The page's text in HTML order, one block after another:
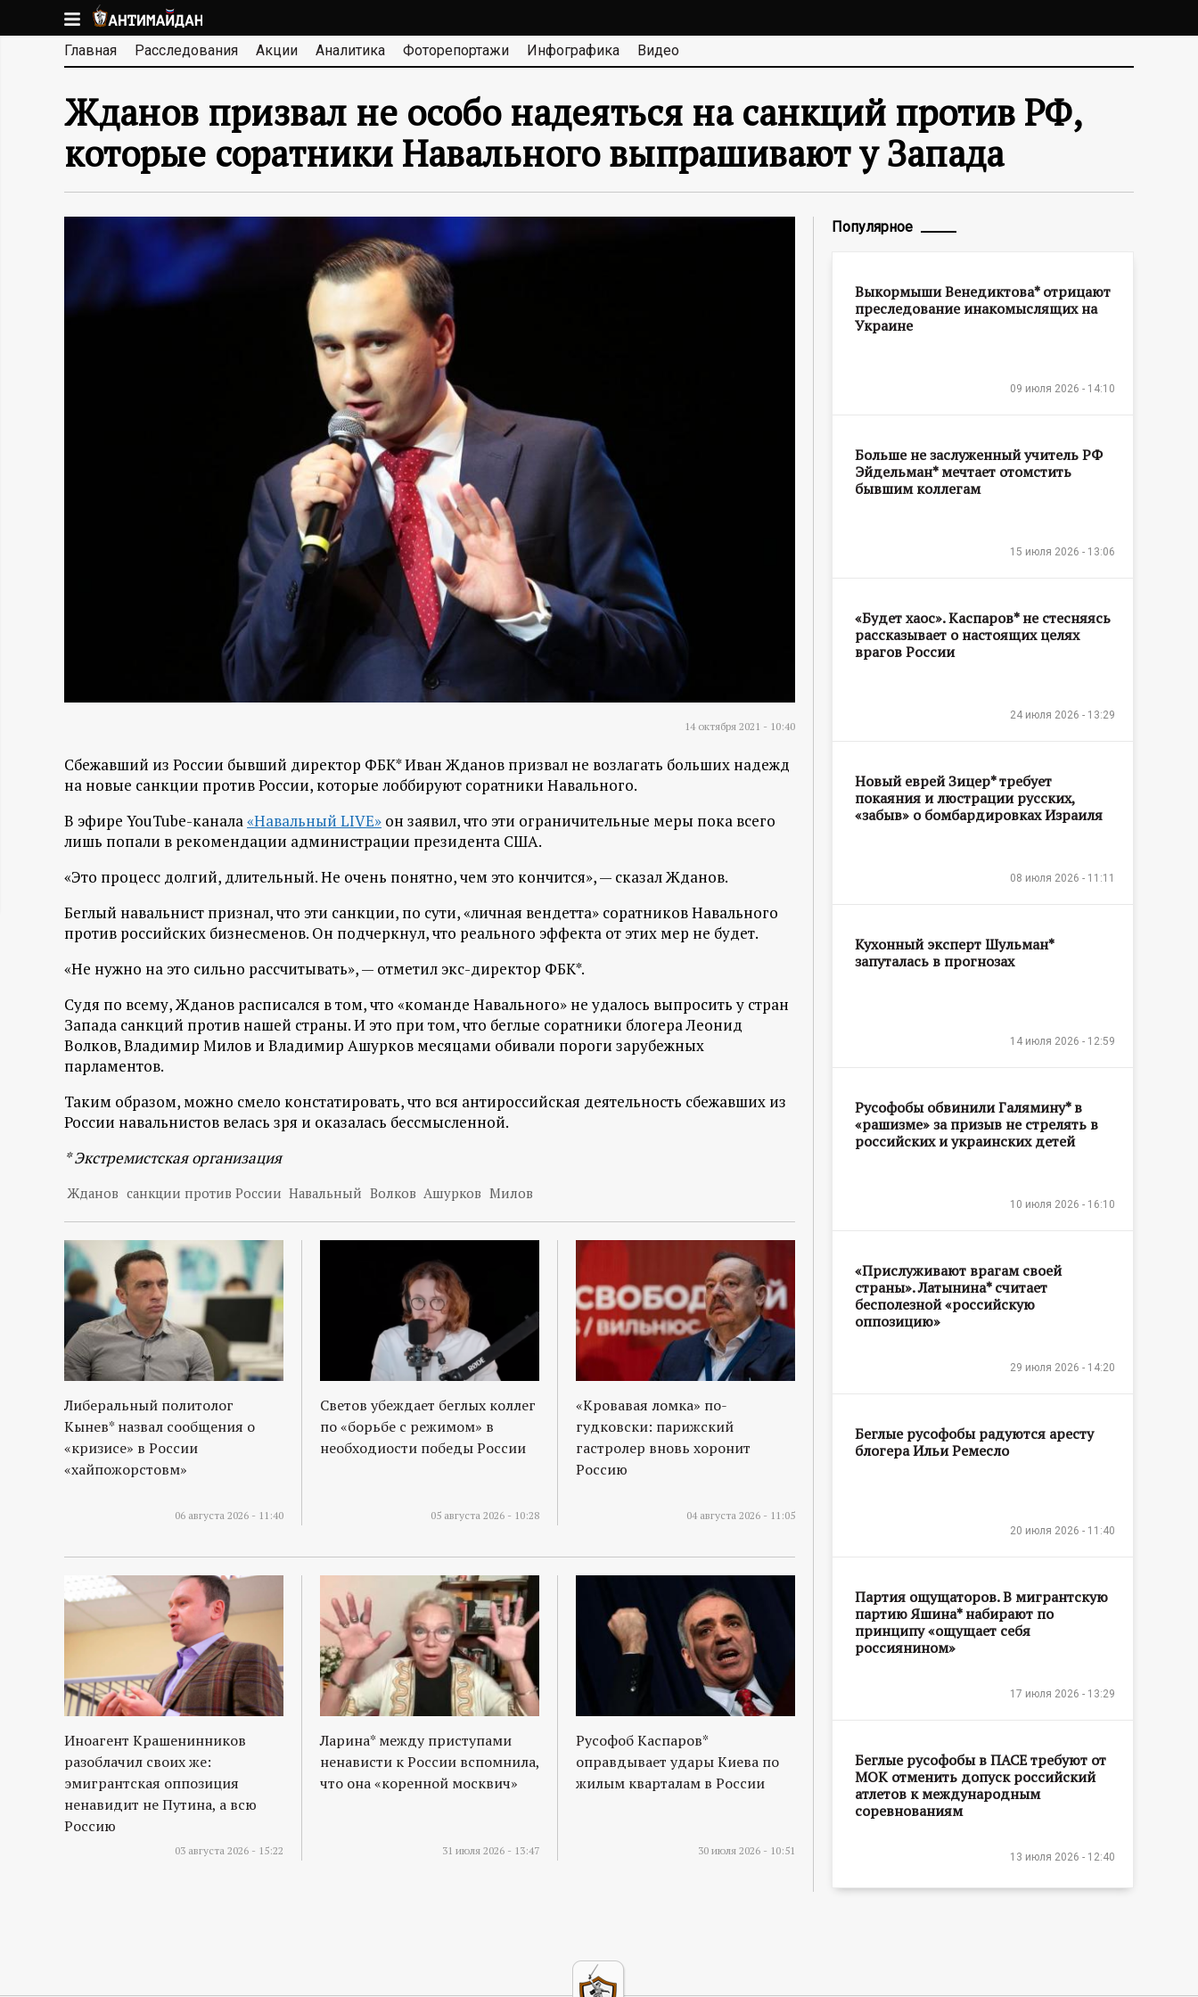
к
основномуА
Н
Т
И
М
Й
р
а
ц
и
о
н
н
ы
й
п
о
т
а
л
Главная Расследования Акции Аналитика Фоторепортажи Инфографика Видео
Жданов призвал не особо надеяться на санкций против РФ,
которые соратники Навального выпрашивают у Запада
14 октября 2021 - 10:40
Сбежавший из России бывший директор ФБК* Иван Жданов призвал не возлагать больших надежд
на новые санкции против России, которые лоббируют соратники Навального.
В эфире YouTube-канала«Навальный LIVE» он заявил, что эти ограничительные меры пока всего
лишь попали в рекомендации администрации президента США.
«Это процесс долгий, длительный. Не очень понятно, чем это кончится», — сказал Жданов.
Беглый навальнист признал, что эти санкции, по сути, «личная вендетта» соратников Навального
против российских бизнесменов. Он подчеркнул, что реального эффекта от этих мер не будет.
«Не нужно на это сильно рассчитывать», — отметил экс-директор ФБК*.
Судя по всему, Жданов расписался в том, что «команде Навального» не удалось выпросить у стран
Запада санкций против нашей страны. И это при том, что беглые соратники блогера Леонид
Волков, Владимир Милов и Владимир Ашурков месяцами обивали пороги зарубежных
парламентов.
Таким образом, можно смело констатировать, что вся антироссийская деятельность сбежавших из
России навальнистов велась зря и оказалась бессмысленной.
* Экстремистская организация
Жданов санкции против России Навальный Волков Ашурков Милов
Либеральный политолог
Кынев* назвал сообщения о
«кризисе» в России
«хайпожорстовм»
06 августа 2026 - 11:40
Светов убеждает беглых коллег
по «борьбе с режимом» в
необходиости победы России
05 августа 2026 - 10:28
«Кровавая ломка» по-
гудковски: парижский
гастролер вновь хоронит
Россию
04 августа 2026 - 11:05
Иноагент Крашенинников
разоблачил своих же:
эмигрантская оппозиция
ненавидит не Путина, а всю
Россию
03 августа 2026 - 15:22
Ларина* между приступами
ненависти к России вспомнила,
что она «коренной москвич»
31 июля 2026 - 13:47
Русофоб Каспаров*
оправдывает удары Киева по
жилым кварталам в России
30 июля 2026 - 10:51
Популярное
Выкормыши Венедиктова* отрицают
преследование инакомыслящих на
Украине
09 июля 2026 - 14:10
Больше не заслуженный учитель РФ
Эйдельман* мечтает отомстить
бывшим коллегам
15 июля 2026 - 13:06
«Будет хаос». Каспаров* не стесняясь
рассказывает о настоящих целях
врагов России
24 июля 2026 - 13:29
Новый еврей Зицер* требует
покаяния и люстрации русских,
«забыв» о бомбардировках Израиля
08 июля 2026 - 11:11
Кухонный эксперт Шульман*
запуталась в прогнозах
14 июля 2026 - 12:59
Русофобы обвинили Галямину* в
«рашизме» за призыв не стрелять в
российских и украинских детей
10 июля 2026 - 16:10
«Прислуживают врагам своей
страны». Латынина* считает
бесполезной «российскую
оппозицию»
29 июля 2026 - 14:20
Беглые русофобы радуются аресту
блогера Ильи Ремесло
20 июля 2026 - 11:40
Партия ощущаторов. В мигрантскую
партию Яшина* набирают по
принципу «ощущает себя
россиянином»
17 июля 2026 - 13:29
Беглые русофобы в ПАСЕ требуют от
МОК отменить допуск российский
атлетов к международным
соревнованиям
13 июля 2026 - 12:40